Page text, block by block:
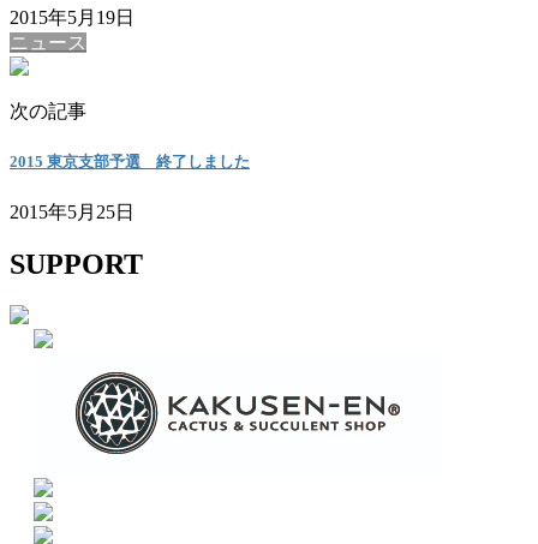
2015年5月19日
ニュース
次の記事
2015 東京支部予選 終了しました
2015年5月25日
SUPPORT